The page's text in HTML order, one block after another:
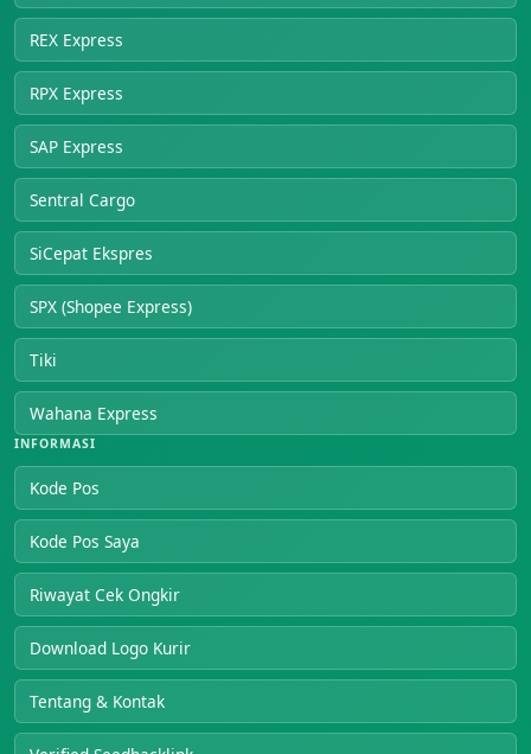
REX Express
RPX Express
SAP Express
Sentral Cargo
SiCepat Ekspres
SPX (Shopee Express)
Tiki
Wahana Express
INFORMASI
Kode Pos
Kode Pos Saya
Riwayat Cek Ongkir
Download Logo Kurir
Tentang & Kontak